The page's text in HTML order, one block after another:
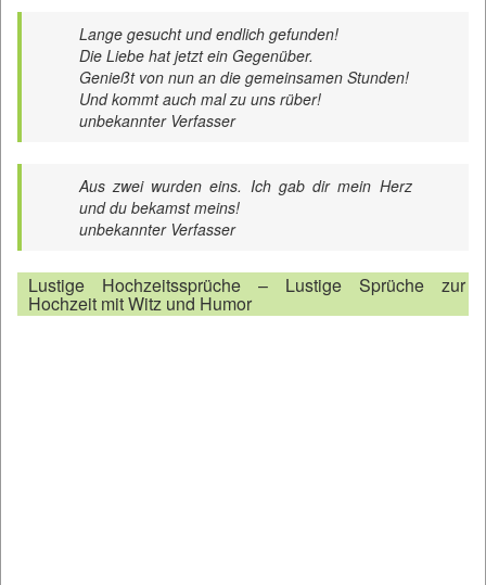
Lange gesucht und endlich gefunden!
Die Liebe hat jetzt ein Gegenüber.
Genießt von nun an die gemeinsamen Stunden!
Und kommt auch mal zu uns rüber!
unbekannter Verfasser
Aus zwei wurden eins. Ich gab dir mein Herz
und du bekamst meins!
unbekannter Verfasser
Lustige Hochzeitssprüche – Lustige Sprüche zur
Hochzeit mit Witz und Humor